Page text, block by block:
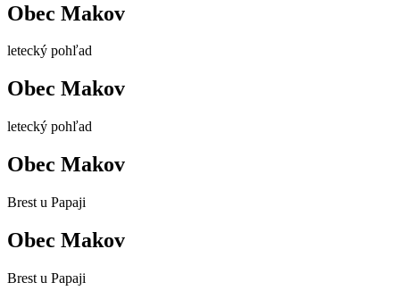
Obec Makov
letecký pohľad
Obec Makov
letecký pohľad
Obec Makov
Brest u Papaji
Obec Makov
Brest u Papaji